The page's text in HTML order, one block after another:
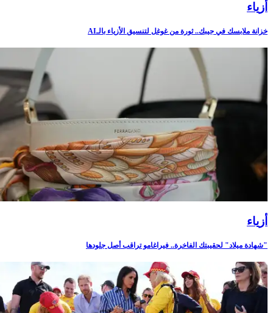
أزياء
خزانة ملابسك في جيبك.. ثورة من غوغل لتنسيق الأزياء بالـAI
أزياء
"شهادة ميلاد" لحقيبتك الفاخرة.. فيراغامو تراقب أصل جلودها